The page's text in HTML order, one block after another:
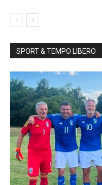
SPORT & TEMPO LIBERO